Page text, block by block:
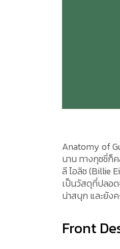
Anatomy of
นาน ทางกุชชี่ก็
ลี ไอลิช (Billie
เป็นวัสดุที่ปลอ
น่าสนุก และยัง
Front